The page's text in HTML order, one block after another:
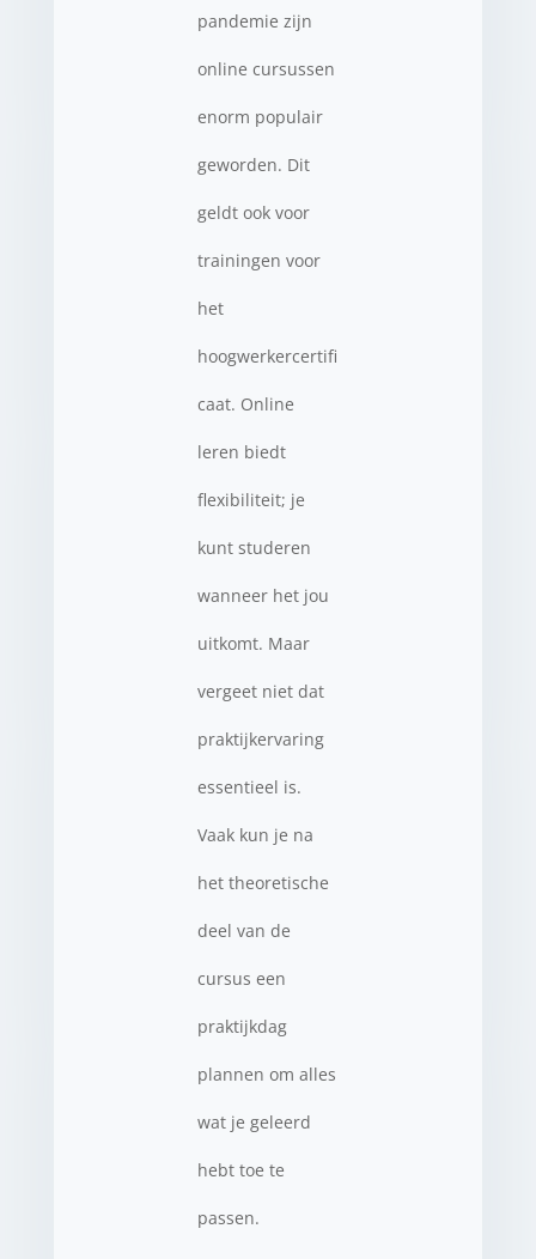
pandemie zijn
online cursussen
enorm populair
geworden. Dit
geldt ook voor
trainingen voor
het
hoogwerkercertifi
caat. Online
leren biedt
flexibiliteit; je
kunt studeren
wanneer het jou
uitkomt. Maar
vergeet niet dat
praktijkervaring
essentieel is.
Vaak kun je na
het theoretische
deel van de
cursus een
praktijkdag
plannen om alles
wat je geleerd
hebt toe te
passen.